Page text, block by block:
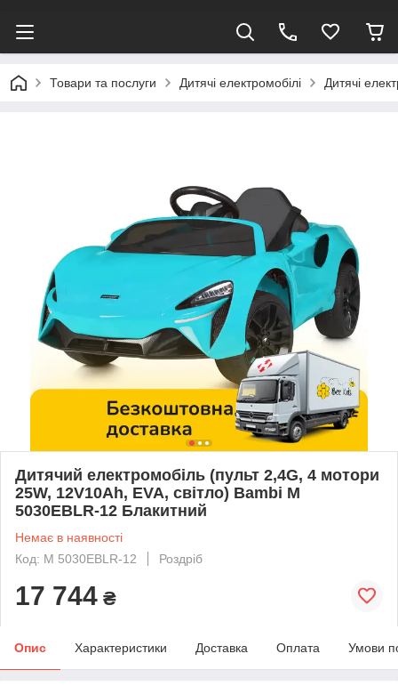
Товари та послуги Дитячі електромобілі Дитячі
Дитячий електромобіль (пульт 2,4G, 4 мотори
25W, 12V10Ah, EVA, світло) Bambi M
5030EBLR-12 Блакитний
Немає в наявності
Код: M 5030EBLR-12
Роздріб
17 744 ₴
Опис Характеристики Доставка Оплата Умови